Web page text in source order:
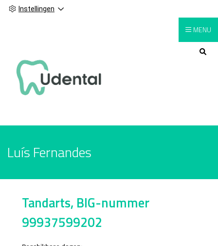
Instellingen
Hoofdmenu
MENU
Luís Fernandes
Tandarts, BIG-nummer
99937599202